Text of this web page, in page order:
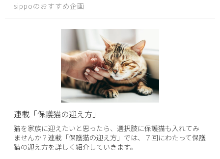
sippoのおすすめ企画
連載「保護猫の迎え方」
猫を家族に迎えたいと思ったら、選択肢に保護猫も入れてみ
ませんか？連載「保護猫の迎え方」では、７回にわたって保護
猫の迎え方を詳しく紹介していきます。